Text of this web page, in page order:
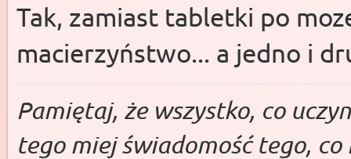
Tak, zamiast tabletki po
macierzyństwo... a jedno i
Pa­miętaj, że wszys­tko, co
tego miej świado­mość te­go, co